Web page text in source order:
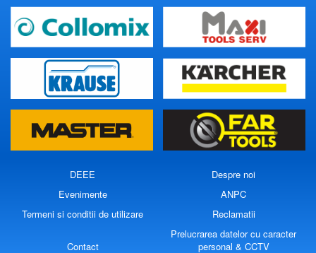
DEEE
Despre noi
Evenimente
ANPC
Termeni si conditii de utilizare
Reclamatii
Contact
Prelucrarea datelor cu caracter
personal & CCTV